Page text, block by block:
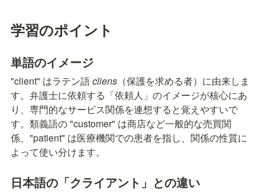
学習のポイント
単語のイメージ
"client" はラテン語 cliens （保護を求める者）に由来しま
す。弁護士に依頼する「依頼人」のイメージが核心にあ
り、専門的なサービス関係を連想すると覚えやすいで
す。類義語の "customer" は商店など一般的な売買関
係、"patient" は医療機関での患者を指し、関係の性質に
よって使い分けます。
日本語の「クライアント」との違い